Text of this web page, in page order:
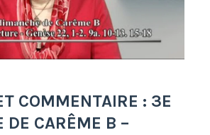
COMMENTAIRE : 3E
DE CARÊME B –